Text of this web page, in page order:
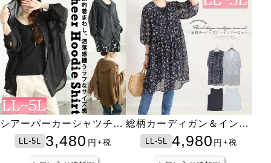
シアーパーカーシャツチュ
ニック
LL-5L 3,480 円 +税
総柄カーディガン＆インナ
ー2点セット
LL-5L 4,980 円 +税